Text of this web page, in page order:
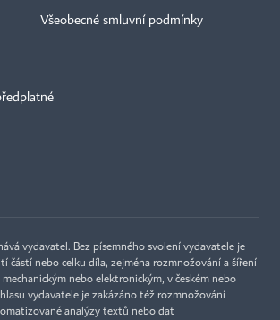
Všeobecné smluvní podmínky
vydavatel. Bez písemného svolení vydavatele je
částí nebo celku díla, zejména rozmnožování a šíření
nebo elektronickým, v českém nebo
vydavatele je zakázáno též rozmnožování
analýzy textů nebo dat